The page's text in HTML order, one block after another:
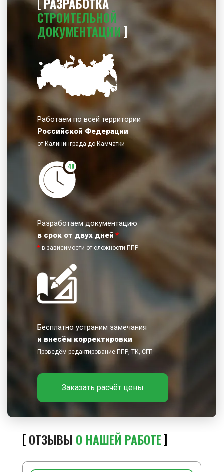
СТРОИТЕЛЬНОЙ
ДОКУМЕНТАЦИИ
Работаем по всей территории
Российской Федерации
от Калининграда до Камчатки
48
Разработаем документацию
в срок от двух дней *
* в зависимости от сложности ППР
Бесплатно устраним замечания
и внесём корректировки
Проведём редактирование ППР, ТК, СГП
Заказать расчёт цены
ОТЗЫВЫ О НАШЕЙ РАБОТЕ